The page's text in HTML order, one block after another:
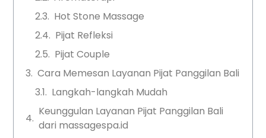
Hot Stone Massage
Pijat Refleksi
Pijat Couple
Cara Memesan Layanan Pijat Panggilan Bali
Langkah-langkah Mudah
Keunggulan Layanan Pijat Panggilan Bali
dari massagespa.id